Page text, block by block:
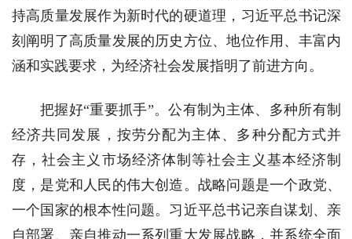
持高质量发展作为新时代的硬道理，习近平总书记深
刻阐明了高质量发展的历史方位、地位作用、丰富内
涵和实践要求，为经济社会发展指明了前进方向。
把握好“重要抓手”。公有制为主体、多种所有制
经济共同发展，按劳分配为主体、多种分配方式并
存，社会主义市场经济体制等社会主义基本经济制
度，是党和人民的伟大创造。战略问题是一个政党、
一个国家的根本性问题。习近平总书记亲自谋划、亲
自部署、亲自推动一系列重大发展战略，并系统全面